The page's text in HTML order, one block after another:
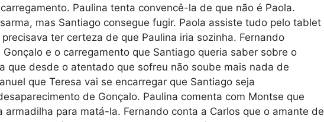
Paulina tenta convencê-la de que não é Paola.
mas Santiago consegue fugir. Paola assiste tudo pelo tablet
ter certeza de que Paulina iria sozinha. Fernando
e o carregamento que Santiago queria saber sobre o
que desde o atentado que sofreu não soube mais nada de
que Teresa vai se encarregar que Santiago seja
de Gonçalo. Paulina comenta com Montse que
armadilha para matá-la. Fernando conta a Carlos que o amante de